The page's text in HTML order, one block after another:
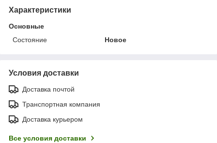
Характеристики
Основные
Состояние
Новое
Условия доставки
Доставка почтой
Транспортная компания
Доставка курьером
Все условия доставки